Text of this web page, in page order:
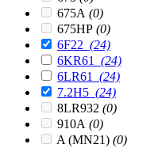
675A (0)
675HP (0)
6F22 (24)
6KR61
(24)
6LR61
(24)
7.2H5 (24)
8LR932 (0)
910A (0)
A (MN21) (0)